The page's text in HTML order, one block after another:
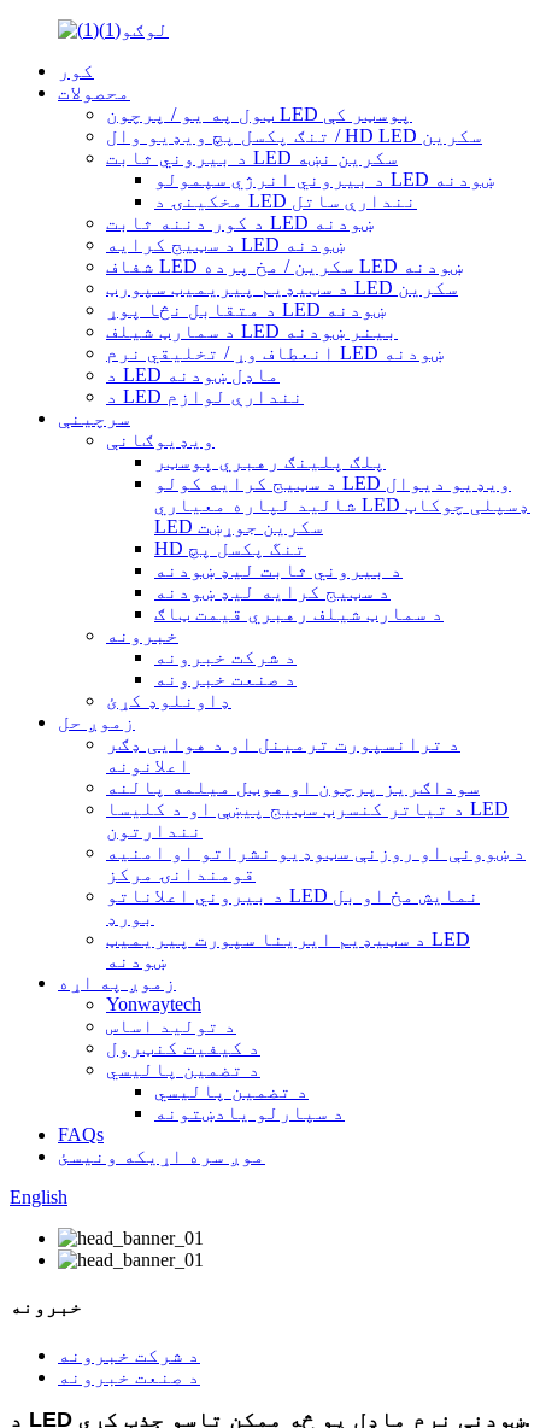
کور
محصولات
ټول په یو / پرچون LED پوسټر کې
تنګ پکسل پچ ویډیو وال / HD LED سکرین
د بیروني ثابت LED سکرین نښه
د بیروني انرژي سپمولو LED ښودنه
مخکینۍ د LED نندارې ساتل
د کور دننه ثابت LED ښودنه
د سټیج کرایه LED ښودنه
شفاف LED سکرین / مخ پرده LED ښودنه
د سټیډیم پیریمیټ سپورټ LED سکرین
د متقابل نڅا پوړ LED ښودنه
د سمارټ شیلف LED بینر ښودنه
انعطاف وړ / تخلیقي نرم LED ښودنه
د LED ماډل ښودنه
د LED نندارې لوازم
سرچینې
ویډیوګانې
پلګ پلینګ رهبري پوسټر
د سټیج کرایه کولو LED ویډیو دیوال
شالید لپاره معیاري LED ډسپلی چوکاټ
LED سکرین جوړښت
HD تنگ پکسل پچ
د بیروني ثابت لیډ ښودنه
د سټیج کرایه لیډ ښودنه
د سمارټ شیلف رهبري قیمت ټاګ
خبرونه
د شرکت خبرونه
د صنعت خبرونه
ډاونلوډ کړئ
زموږ حل
د ترانسپورت ترمینل او د هوایی ډګر
اعلانونه
سوداګریز پرچون او هوټل میلمه پالنه
د تیاتر کنسرټ سټیج پیښې او د کلیسا LED
نندارتون
د ښوونې او روزنې سټوډیو نشراتو او امنیه
قومندانۍ مرکز
د بیروني اعلاناتو LED نمایش مخ او بل
بورډ
د سټیډیم ایرینا سپورت پیریمیټ LED
ښودنه
زموږ په اړه
Yonwaytech
د تولید اساس
د کیفیت کنټرول
د تضمین پالیسي
د تضمین پالیسي
د سپارلو یادښتونه
FAQs
موږ سره اړیکه ونیسئ
English
خبرونه
د شرکت خبرونه
د صنعت خبرونه
د LED ښودنې نرم ماډل یو څه ممکن تاسو جذب کړي.